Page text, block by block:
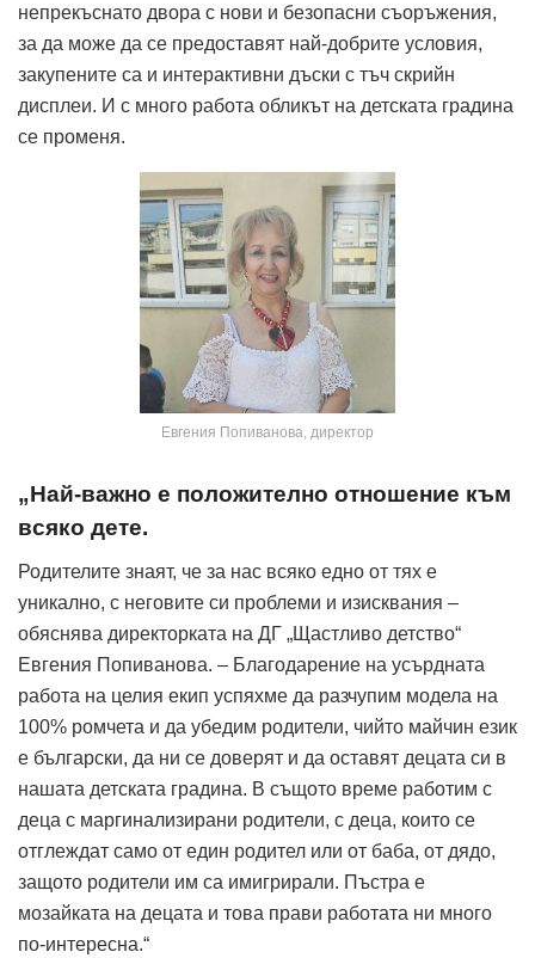
непрекъснато двора с нови и безопасни съоръжения,
за да може да се предоставят най-добрите условия,
закупените са и интерактивни дъски с тъч скрийн
дисплеи. И с много работа обликът на детската градина
се променя.
Евгения Попиванова, директор
„Най-важно е положително отношение към
всяко дете.
Родителите знаят, че за нас всяко едно от тях е
уникално, с неговите си проблеми и изисквания –
обяснява директорката на ДГ „Щастливо детство“
Евгения Попиванова. – Благодарение на усърдната
работа на целия екип успяхме да разчупим модела на
100% ромчета и да убедим родители, чийто майчин език
е български, да ни се доверят и да оставят децата си в
нашата детската градина. В същото време работим с
деца с маргинализирани родители, с деца, които се
отглеждат само от един родител или от баба, от дядо,
защото родители им са имигрирали. Пъстра е
мозайката на децата и това прави работата ни много
по-интересна.“